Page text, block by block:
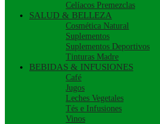
Celíacos Premezclas
SALUD & BELLEZA
Cosmética Natural
Suplementos
Suplementos Deportivos
Tinturas Madre
BEBIDAS & INFUSIONES
Café
Jugos
Leches Vegetales
Tés e Infusiones
Vinos